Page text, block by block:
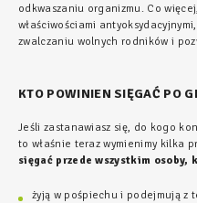
odkwaszaniu organizmu. Co
właściwościami
zwalczaniu wolnych rodników i
KTO POWINIEN SIĘGAĆ PO
Jeśli zastanawiasz się, do kogo
to właśnie teraz wymienimy kilka
sięgać przede wszystkim osoby,
żyją w pośpiechu i podejmują z